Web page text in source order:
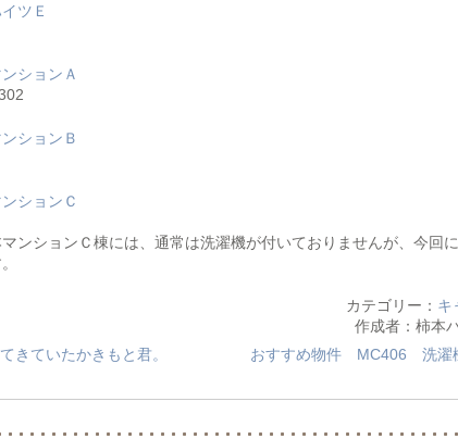
ツＥ
ションＡ
ションＢ
ションＣ
ンションＣ棟には、通常は洗濯機が付いておりませんが、今回
カテゴリー： キ
作成者：柿本
きていたかきもと君。 おすすめ物件 MC406 洗濯